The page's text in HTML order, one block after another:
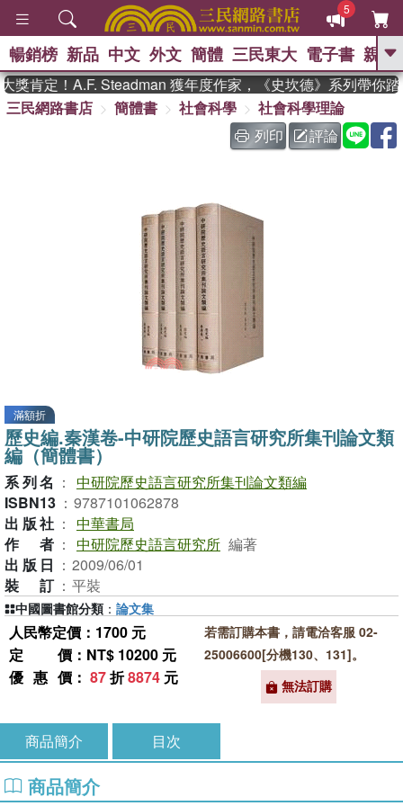
5
GO
熱搜： 東野圭吾 、 高希均教授回憶錄
The Odyssey 、 父親節 、 如果歷
史是一群喵 、 暑期推薦 、 國際布克
偉大的迷走神經
暢銷榜 新品 中文 外文 簡體 三民東大 電子書 親子
肯定！A.F. Steadman 獲年度作家，《史坎德》系列帶你踏
三民網路書店
簡體書 社會科學
社會科學理論
列印
評論
滿額折
歷史編.秦漢卷-中研院歷史語言研究所集刊論文類
編（簡體書）
系列名 ： 中研院歷史語言研究所集刊論文類編
ISBN13 ： 9787101062878
出版社 ： 中華書局
作者 ： 中研院歷史語言研究所 編著
出版日 ： 2009/06/01
裝訂 ： 平裝
人民幣定價：1700 元
定價 ：NT$ 10200 元
優惠價 ： 87折8874 元
若需訂購本書，請電洽客服 02-
25006600[分機130、131]。
無法訂購
中國圖書館分類 ： 論文集
商品簡介 目次
商品簡介